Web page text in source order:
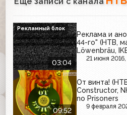
03:04
Реклама и
44-го" (НТВ,
Löwenbräu,
21 июня 2016,
Рекламный блок
09:52
От винта!
Constructor,
no Prisoners
9 февраля